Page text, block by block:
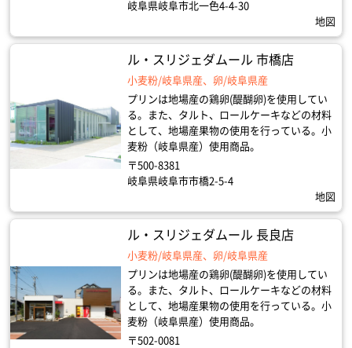
岐阜県岐阜市北一色4-4-30
地図
ル・スリジェダムール 市橋店
小麦粉/岐阜県産、卵/岐阜県産
プリンは地場産の鶏卵(醍醐卵)を使用してい
る。また、タルト、ロールケーキなどの材料
として、地場産果物の使用を行っている。小
麦粉（岐阜県産）使用商品。
〒500-8381
岐阜県岐阜市市橋2-5-4
地図
ル・スリジェダムール 長良店
小麦粉/岐阜県産、卵/岐阜県産
プリンは地場産の鶏卵(醍醐卵)を使用してい
る。また、タルト、ロールケーキなどの材料
として、地場産果物の使用を行っている。小
麦粉（岐阜県産）使用商品。
〒502-0081